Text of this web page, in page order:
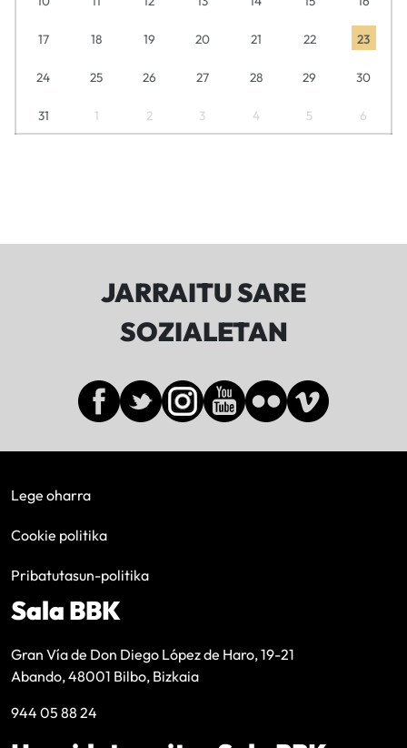
17 18 19 20 21 22 23
24 25 26 27 28 29 30
31 1 2 3 4 5 6
JARRAITU SARE
SOZIALETAN
Lege oharra
Cookie politika
Pribatutasun-politika
Sala BBK
Gran Vía de Don Diego López de Haro, 19-21
Abando, 48001 Bilbo, Bizkaia
944 05 88 24